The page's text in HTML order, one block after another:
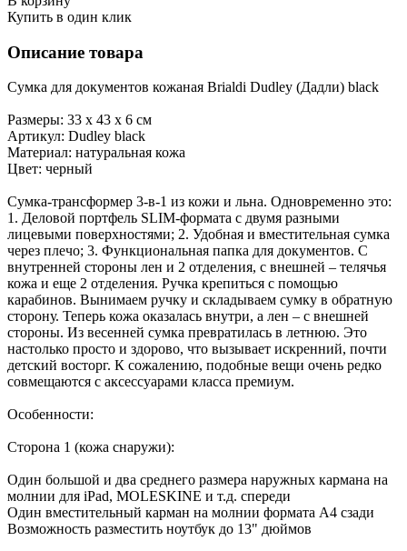
Купить в один клик
Описание товара
Сумка для документов кожаная Brialdi Dudley (Дадли) black
Размеры: 33 х 43 х 6 см
Артикул: Dudley black
Материал: натуральная кожа
Цвет: черный
Сумка-трансформер 3-в-1 из кожи и льна. Одновременно это:
1. Деловой портфель SLIM-формата с двумя разными
лицевыми поверхностями; 2. Удобная и вместительная сумка
через плечо; 3. Функциональная папка для документов. С
внутренней стороны лен и 2 отделения, с внешней – телячья
кожа и еще 2 отделения. Ручка крепиться с помощью
карабинов. Вынимаем ручку и складываем сумку в обратную
сторону. Теперь кожа оказалась внутри, а лен – с внешней
стороны. Из весенней сумка превратилась в летнюю. Это
настолько просто и здорово, что вызывает искренний, почти
детский восторг. К сожалению, подобные вещи очень редко
совмещаются с аксессуарами класса премиум.
Особенности:
Сторона 1 (кожа снаружи):
Один большой и два среднего размера наружных кармана на
молнии для iPad, MOLESKINE и т.д. спереди
Один вместительный карман на молнии формата А4 сзади
Возможность разместить ноутбук до 13" дюймов